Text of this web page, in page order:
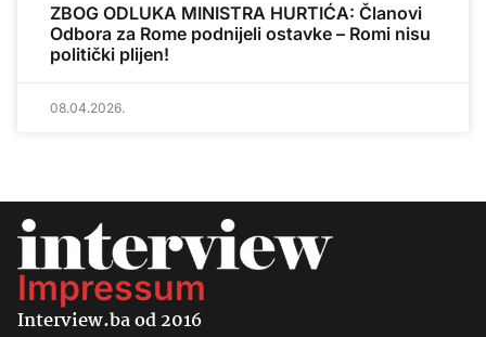
ZBOG ODLUKA MINISTRA HURTIĆA: Članovi
Odbora za Rome podnijeli ostavke – Romi nisu
politički plijen!
08.04.2026.
Impressum
Interview.ba od 2016